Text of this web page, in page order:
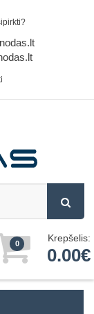
0 Krepšelis:
0.00€